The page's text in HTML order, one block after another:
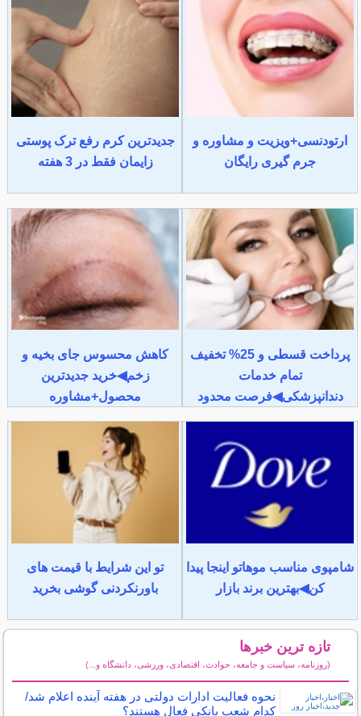
ارتودنسی+ویزیت و مشاوره و
جرم گیری رایگان
جدیدترین کرم رفع ترک پوستی
زایمان فقط در 3 هفته
پرداخت قسطی و 25% تخفیف
تمام خدمات
دندانپزشکی◀فرصت محدود
کاهش محسوس جای بخیه و
زخم◀خرید جدیدترین
محصول+مشاوره
شامپوی مناسب موهاتو اینجا پیدا
کن◀بهترین برند بازار
تو این شرایط با قیمت های
باورنکردنی گوشی بخرید
تازه ترین خبرها
(روزنامه، سیاست و جامعه، حوادث، اقتصادی، ورزشی، دانشگاه و...)
نحوه فعالیت ادارات دولتی در هفته آینده اعلام شد/
کدام شعب بانکی فعال هستند؟